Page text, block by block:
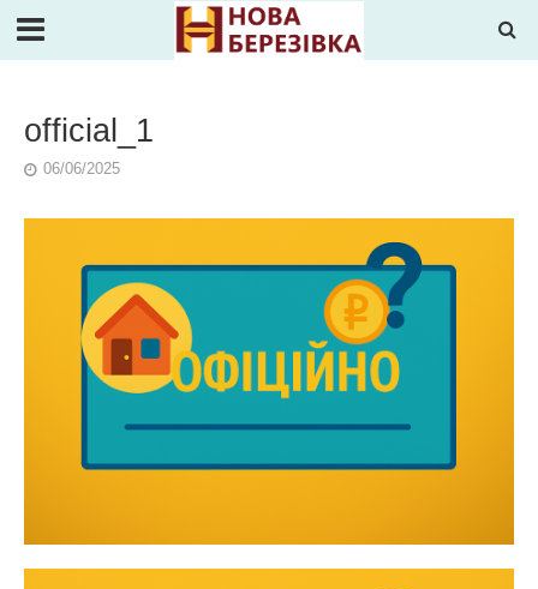
official_1
06/06/2025